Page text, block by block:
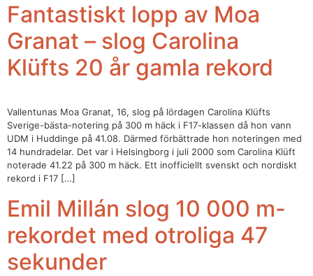
Fantastiskt lopp av Moa
Granat – slog Carolina
Klüfts 20 år gamla rekord
Vallentunas Moa Granat, 16, slog på lördagen Carolina Klüfts
Sverige-bästa-notering på 300 m häck i F17-klassen då hon vann
UDM i Huddinge på 41.08. Därmed förbättrade hon noteringen med
14 hundradelar. Det var i Helsingborg i juli 2000 som Carolina Klüft
noterade 41.22 på 300 m häck. Ett inofficiellt svenskt och nordiskt
rekord i F17 […]
Emil Millán slog 10 000 m-
rekordet med otroliga 47
sekunder